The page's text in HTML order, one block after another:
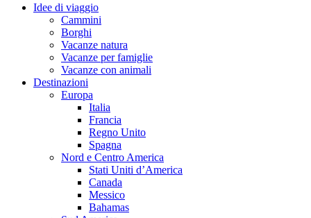
Idee di viaggio
Cammini
Borghi
Vacanze natura
Vacanze per famiglie
Vacanze con animali
Destinazioni
Europa
Italia
Francia
Regno Unito
Spagna
Nord e Centro America
Stati Uniti d’America
Canada
Messico
Bahamas